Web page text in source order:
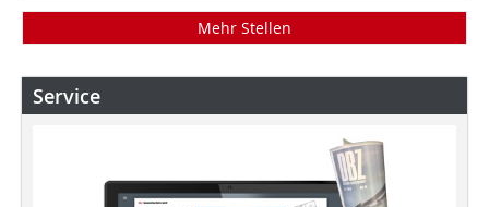
Mehr Stellen
Service